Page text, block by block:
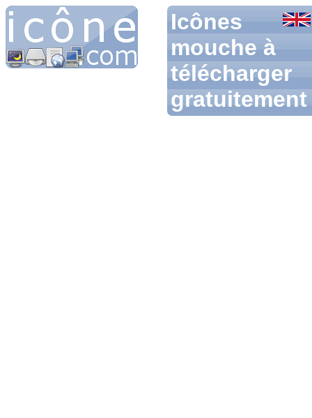
Icônes
mouche à
télécharger
gratuitement